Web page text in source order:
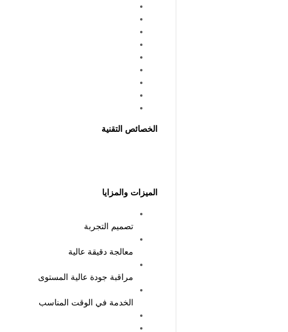
الخصائص التقنية
الميزات والمزايا
تصميم التجربة
معالجة دقيقة عالية
مراقبة جودة عالية المستوى
الخدمة في الوقت المناسب